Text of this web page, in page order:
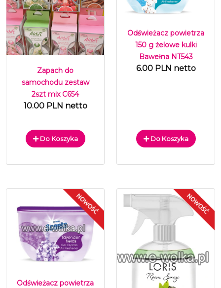
Zapach do
samochodu zestaw
2szt mix C654
10.00 PLN netto
Do Koszyka
Odświeżacz powietrza
150 g żelowe kulki
Bawełna NT543
6.00 PLN netto
Do Koszyka
Odświeżacz powietrza